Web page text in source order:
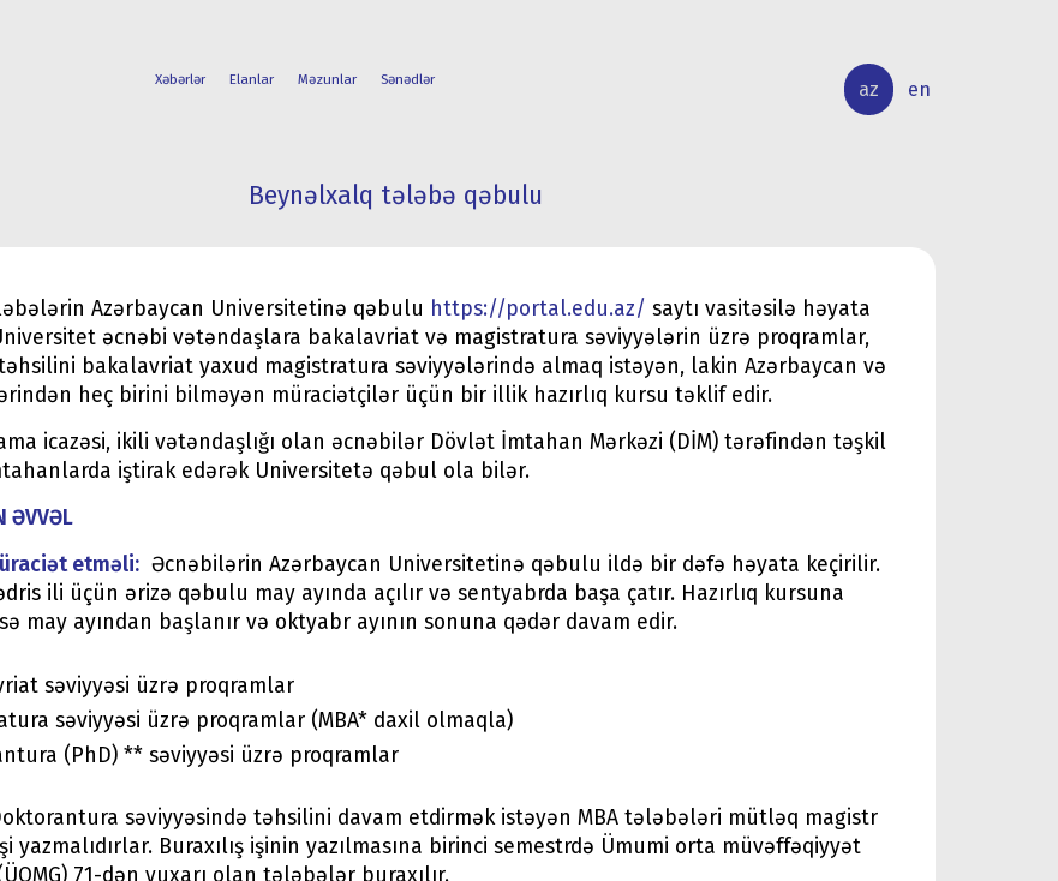
Xəbərlər Elanlar Məzunlar Sənədlər az en
TƏLƏBƏ
Beynəlxalq tələbə qəbulu
Azərbaycan Universitetinə qəbulu https://portal.edu.az/ saytı vasitəsilə həyata
əcnəbi vətəndaşlara bakalavriat və magistratura səviyyələrin üzrə proqramlar,
bakalavriat yaxud magistratura səviyyələrində almaq istəyən, lakin Azərbaycan və
heç birini bilməyən müraciətçilər üçün bir illik hazırlıq kursu təklif edir.
icazəsi, ikili vətəndaşlığı olan əcnəbilər Dövlət İmtahan Mərkəzi (DİM) tərəfindən təşkil
iştirak edərək Universitetə qəbul ola bilər.
ƏVVƏL
etməli: Əcnəbilərin Azərbaycan Universitetinə qəbulu ildə bir dəfə həyata keçirilir.
ili üçün ərizə qəbulu may ayında açılır və sentyabrda başa çatır. Hazırlıq kursuna
may ayından başlanır və oktyabr ayının sonuna qədər davam edir.
səviyyəsi üzrə proqramlar
səviyyəsi üzrə proqramlar (MBA* daxil olmaqla)
(PhD) ** səviyyəsi üzrə proqramlar
səviyyəsində təhsilini davam etdirmək istəyən MBA tələbələri mütləq magistr
yazmalıdırlar. Buraxılış işinin yazılmasına birinci semestrdə Ümumi orta müvəffəqiyyət
71-dən yuxarı olan tələbələr buraxılır.